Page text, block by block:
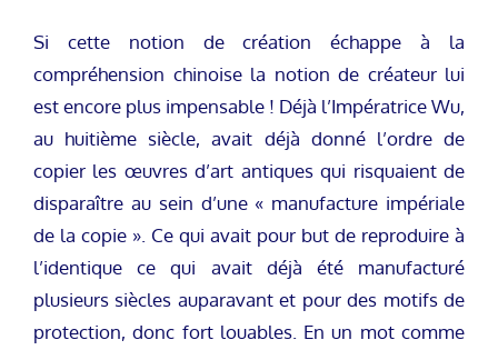
Si cette notion de création échappe à la
compréhension chinoise la notion de créateur lui
est encore plus impensable ! Déjà l’Impératrice Wu,
au huitième siècle, avait déjà donné l’ordre de
copier les œuvres d’art antiques qui risquaient de
disparaître au sein d’une « manufacture impériale
de la copie ». Ce qui avait pour but de reproduire à
l’identique ce qui avait déjà été manufacturé
plusieurs siècles auparavant et pour des motifs de
protection, donc fort louables. En un mot comme